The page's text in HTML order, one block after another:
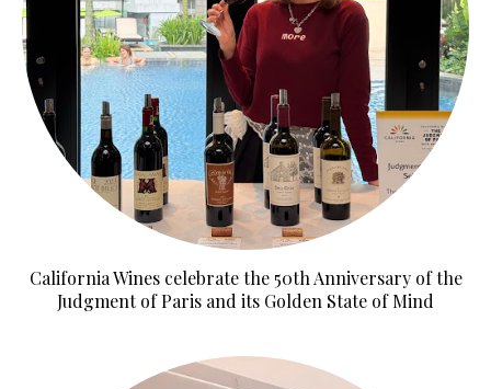
California Wines celebrate the 50th Anniversary of the
Judgment of Paris and its Golden State of Mind